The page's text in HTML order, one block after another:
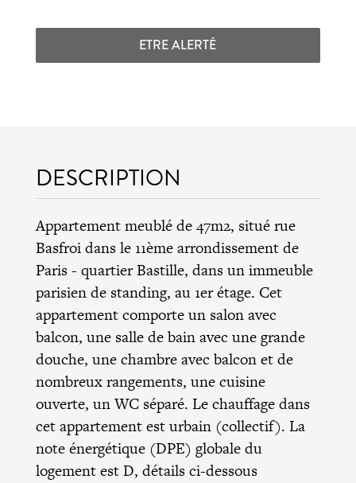
ETRE ALERTÉ
DESCRIPTION
Appartement meublé de 47m2, situé rue
Basfroi dans le 11ème arrondissement de
Paris - quartier Bastille, dans un immeuble
parisien de standing, au 1er étage. Cet
appartement comporte un salon avec
balcon, une salle de bain avec une grande
douche, une chambre avec balcon et de
nombreux rangements, une cuisine
ouverte, un WC séparé. Le chauffage dans
cet appartement est urbain (collectif). La
note énergétique (DPE) globale du
logement est D, détails ci-dessous